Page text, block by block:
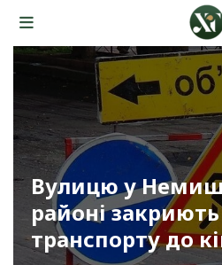
Вулицю у
районі
транспорту до